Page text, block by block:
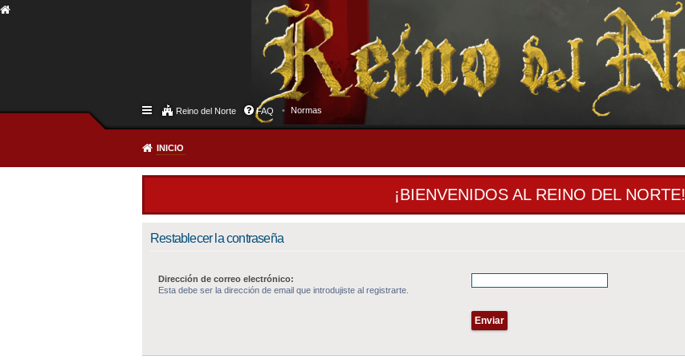
Reino del Norte FAQ Normas
INICIO
¡BIENVENIDOS AL REINO DEL NORTE!
Restablecer la contraseña
Dirección de correo electrónico:
Esta debe ser la dirección de email que introdujiste al registrarte.